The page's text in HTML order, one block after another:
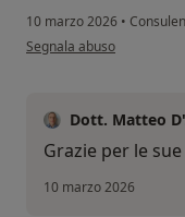
10 marzo 2026 •
secondo l'opinione
Segnala abuso
Dott. Matteo
Grazie per le
10 marzo 2026